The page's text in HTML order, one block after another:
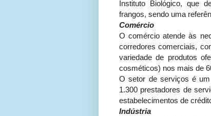
Instituto Biológico, que
frangos, sendo uma
Comércio
O comércio atende às
corredores comerciais,
variedade de produtos
cosméticos) nos mais de
O setor de serviços é
1.300 prestadores de
estabelecimentos de
Indústria